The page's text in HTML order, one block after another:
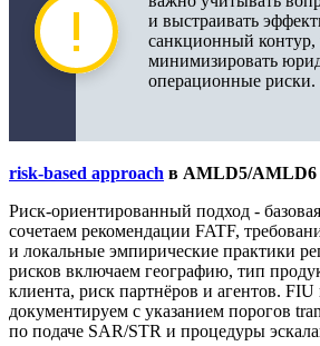
и выстраивать
санкционный контур,
минимизировать
операционные риски.
risk-based approach в AMLD5/AMLD6
Риск-ориентированный подход -
сочетаем рекомендации FATF,
и локальные эмпирические практики
рисков включаем географию, тип
клиента, риск партнёров и агентов.
документируем с указанием порогов
по подаче SAR/STR и процедуры